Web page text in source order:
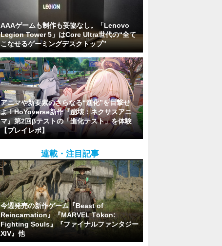
AAAゲームも制作も妥協なし。「Lenovo
Legion Tower 5」はCore Ultra世代の“全て
こなせるゲーミングデスクトップ”
アニマや新要素のさらなる“進化”を目撃せ
よ！HoYoverse新作『崩壊：ネクサスアニ
マ』第2回βテストの「進化テスト」を体験
【プレイレポ】
連載・注目記事
今週発売の新作ゲーム『Beast of
Reincarnation』『MARVEL Tōkon:
Fighting Souls』『ファイナルファンタジー
XIV』他